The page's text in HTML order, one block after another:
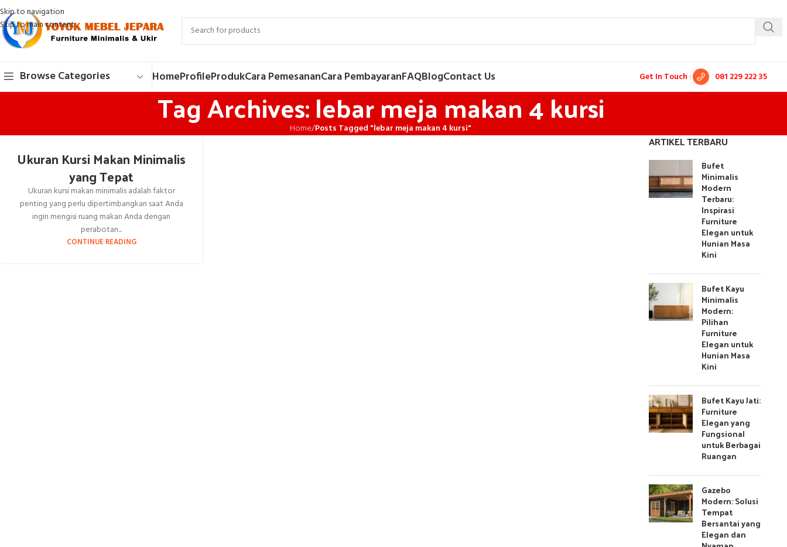
Skip to navigation
Skip to main content
Browse Categories HomeProfileProdukCara PemesananCara PembayaranFAQBlogContact Us Get In Touch : 081 229 222 35
Tag Archives: lebar meja makan 4 kursi
Home/Posts Tagged "lebar meja makan 4 kursi"
Ukuran Kursi Makan Minimalis
yang Tepat
Ukuran kursi makan minimalis adalah faktor
penting yang perlu dipertimbangkan saat Anda
ingin mengisi ruang makan Anda dengan
perabotan...
CONTINUE READING
ARTIKEL TERBARU
Bufet
Minimalis
Modern
Terbaru:
Inspirasi
Furniture
Elegan untuk
Hunian Masa
Kini
Bufet Kayu
Minimalis
Modern:
Pilihan
Furniture
Elegan untuk
Hunian Masa
Kini
Bufet Kayu Jati:
Furniture
Elegan yang
Fungsional
untuk Berbagai
Ruangan
Gazebo
Modern: Solusi
Tempat
Bersantai yang
Elegan dan